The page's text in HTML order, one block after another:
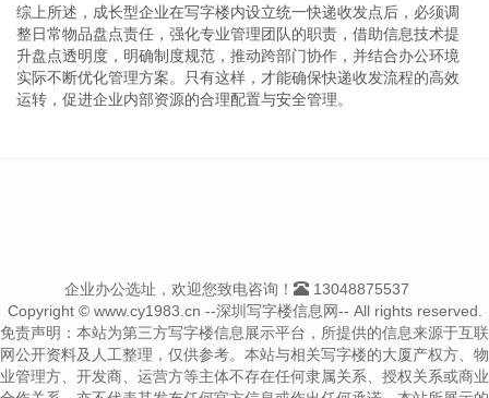
综上所述，成长型企业在写字楼内设立统一快递收发点后，必须调
整日常物品盘点责任，强化专业管理团队的职责，借助信息技术提
升盘点透明度，明确制度规范，推动跨部门协作，并结合办公环境
实际不断优化管理方案。只有这样，才能确保快递收发流程的高效
运转，促进企业内部资源的合理配置与安全管理。
企业办公选址，欢迎您致电咨询！
13048875537
Copyright © www.cy1983.cn --深圳写字楼信息网-- All rights reserved.
免责声明：本站为第三方写字楼信息展示平台，所提供的信息来源于互联
网公开资料及人工整理，仅供参考。本站与相关写字楼的大厦产权方、物
业管理方、开发商、运营方等主体不存在任何隶属关系、授权关系或商业